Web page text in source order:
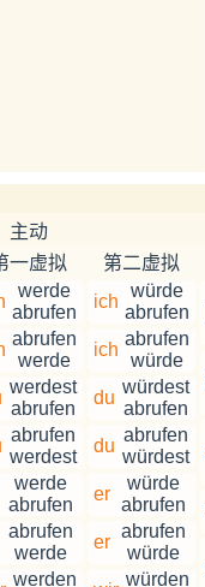
主动
一虚拟
werde
abrufen
abrufen
werde
werdest
abrufen
abrufen
werdest
werde
abrufen
abrufen
werde
werden
第二虚拟
ich
würde
abrufen
ich
abrufen
würde
du
würdest
abrufen
du
abrufen
würdest
er
würde
abrufen
er
abrufen
würde
würden